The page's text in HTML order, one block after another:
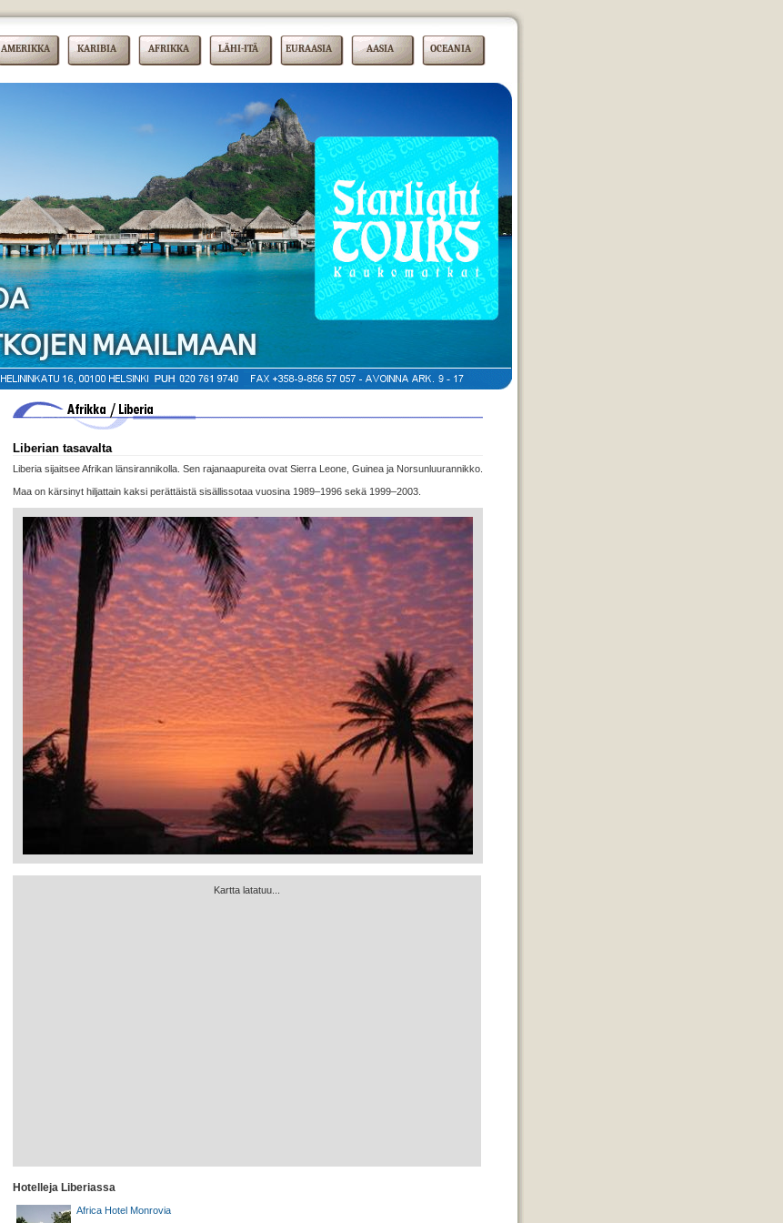
AMERIKKA KARIBIA AFRIKKA LÄHI-ITÄ EURAASIA AASIA OCEANIA
Liberian tasavalta
Liberia sijaitsee Afrikan länsirannikolla. Sen rajanaapureita ovat Sierra Leone, Guinea ja Norsunluurannikko.
Maa on kärsinyt hiljattain kaksi perättäistä sisällissotaa vuosina 1989–1996 sekä 1999–2003.
Kartta latatuu...
Hotelleja Liberiassa
Africa Hotel Monrovia